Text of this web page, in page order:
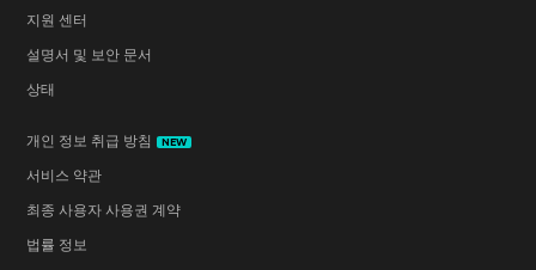
지원 센터
설명서 및 보안 문서
상태
개인 정보 취급 방침 NEW
서비스 약관
최종 사용자 사용권 계약
법률 정보